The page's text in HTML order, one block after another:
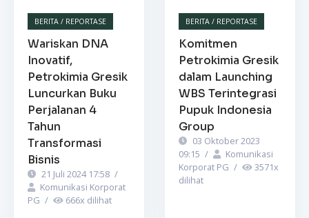
BERITA / REPORTASE
Wariskan DNA
Inovatif,
Petrokimia Gresik
Luncurkan Buku
Perjalanan 4
Tahun
Transformasi
Bisnis
21 Juli 2024 17:58 /
Komunikasi Korporat
PG / 666x dilihat
BERITA / REPORTASE
Komitmen
Petrokimia Gresik
dalam Launching
WBS Terintegrasi
Pupuk Indonesia
Group
03 Oktober 2023
09:15 /
Komunikasi
Korporat PG / 3571x
dilihat